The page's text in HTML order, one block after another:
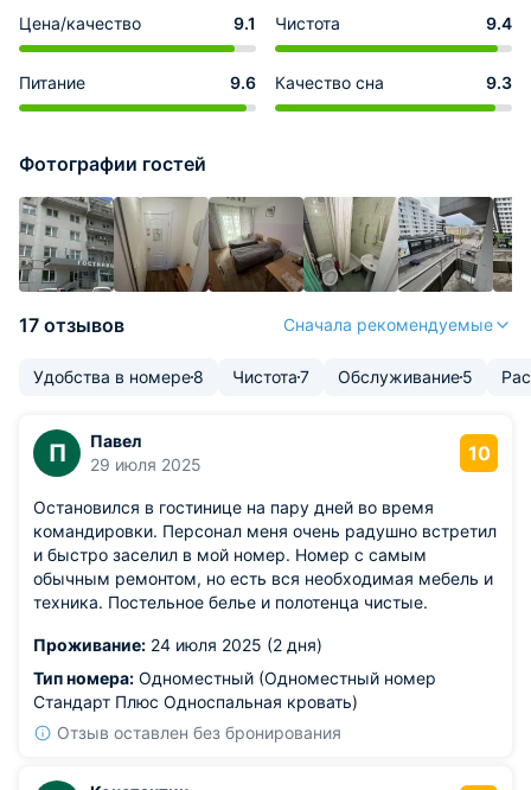
Цена/качество 9.1 Чистота 9.4
Питание 9.6 Качество сна 9.3
Фотографии гостей
17 отзывов Сначала рекомендуемые
Удобства в номере8 Чистота7 Обслуживание5
П
Павел
29 июля 2025
10
Остановился в гостинице на пару дней во время
командировки. Персонал меня очень радушно встретил
и быстро заселил в мой номер. Номер с самым
обычным ремонтом, но есть вся необходимая мебель и
техника. Постельное белье и полотенца чистые.
Проживание: 24 июля 2025 (2 дня)
Тип номера: Одноместный (Одноместный номер
Стандарт Плюс Односпальная кровать)
Отзыв оставлен без бронирования